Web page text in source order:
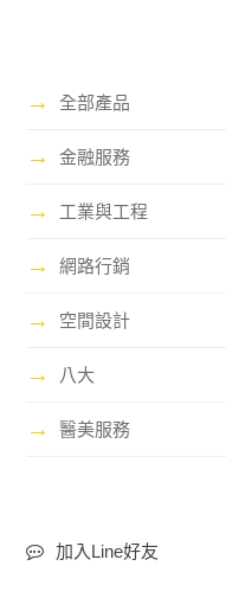
→ 全部產品
→ 金融服務
→ 工業與工程
→ 網路行銷
→ 空間設計
→ 八大
→ 醫美服務
加入Line好友